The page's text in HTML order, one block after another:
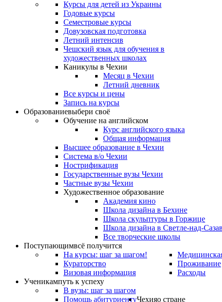
Курсы для детей из Украины
Годовые курсы
Семестровые курсы
Довузовская подготовка
Летний интенсив
Чешский язык для обучения в
художественных школах
Каникулы в Чехии
Месяц в Чехии
Летний дневник
Все курсы и цены
Запись на курсы
Образованиевыбери своё
Обучение на английском
Курс английского языка
Общая информация
Высшее образование в Чехии
Система в/о Чехии
Нострификация
Государственные вузы Чехии
Частные вузы Чехии
Художественное образование
Академия кино
Школа дизайна в Бехине
Школа скульптуры в Горжице
Школа дизайна в Светле-над-
Все творческие школы
Поступающимвсё получится
На курсы: шаг за шагом!
Кураторство
Визовая информация
Проживание
Расходы
Ученикампуть к успеху
В вузы: шаг за шагом
Помощь абитуриентуЧехияо стране